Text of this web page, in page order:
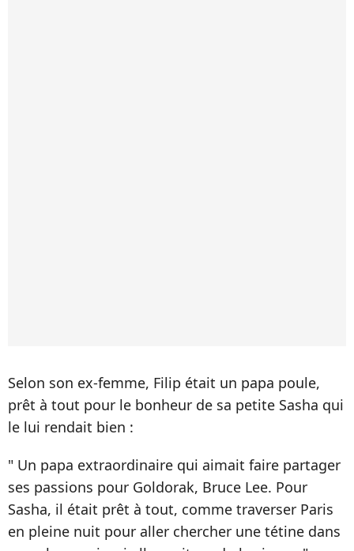
Selon son ex-femme, Filip était un papa poule,
prêt à tout pour le bonheur de sa petite Sasha qui
le lui rendait bien :
" Un papa extraordinaire qui aimait faire partager
ses passions pour Goldorak, Bruce Lee. Pour
Sasha, il était prêt à tout, comme traverser Paris
en pleine nuit pour aller chercher une tétine dans